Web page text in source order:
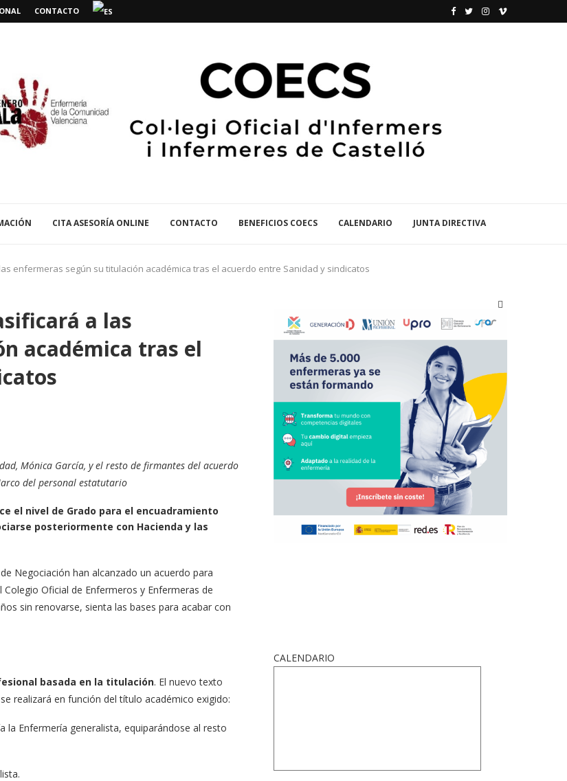
CONTACTO
CITA ASESORÍA ONLINE CONTACTO BENEFICIOS COECS CALENDARIO JUNTA DIRECTIVA
enfermeras según su titulación académica tras el acuerdo entre Sanidad y sindicatos
a las
académica tras el
Mónica García, y el resto de firmantes del acuerdo
del personal estatutario
el nivel de Grado para el encuadramiento
posteriormente con Hacienda y las
Negociación han alcanzado un acuerdo para
Oficial de Enfermeros y Enfermeras de
sin renovarse, sienta las bases para acabar con
basada en la titulación. El nuevo texto
realizará en función del título académico exigido:
la Enfermería generalista, equiparándose al resto
CALENDARIO